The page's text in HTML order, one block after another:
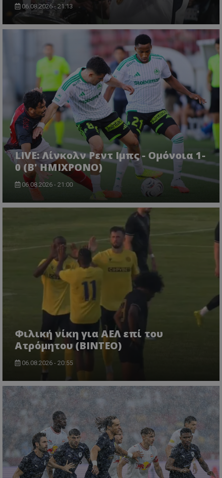
06.08.2026 - 21:13
LIVE: Λίνκολν Ρεντ Ιμπς - Ομόνοια 1-
0 (Β' ΗΜΙΧΡΟΝΟ)
06.08.2026 - 21:00
Φιλική νίκη για ΑΕΛ επί του
Ατρόμητου (BINTEO)
06.08.2026 - 20:55